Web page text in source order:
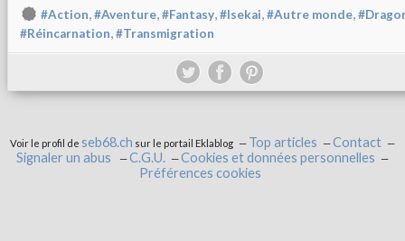
#Action,#Aventure,#Fantasy,#Isekai,#Autre monde,
#Réincarnation,#Transmigration
Voir le profil de seb68.ch sur le portail Eklablog Top articles
Contact
Signaler un abus
C.G.U.
Cookies et données personnelles
Préférences cookies